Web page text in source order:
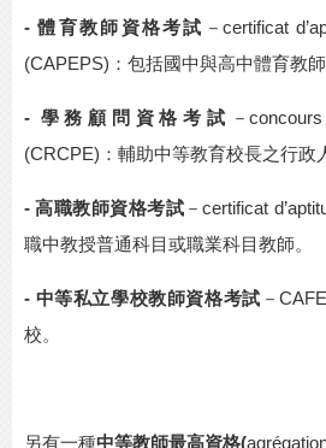
- 體育教師資格考試 － certificat
(CAPEPS) ：包括國中與高中體育教師
- 學務顧問資格考試 －
(CRCPE) ：輔助中等教育校長之行
- 高職教師資格考試 －certificat
職中教授普通科目或職業科目教師。
- 中等私立學校教師資格考試 －
校。
另有一種中等教師最高資格(